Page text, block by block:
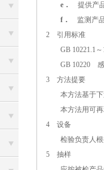
e．
提供产
f．
监测产
2 引用标准
GB 10221.1～
GB 10220 感
3 方法提要
本方法基于下述
本方法用可再现
4 设备
检验负责人根据
5 抽样